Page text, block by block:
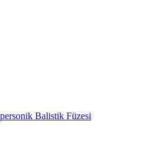
Balistik Füzesi